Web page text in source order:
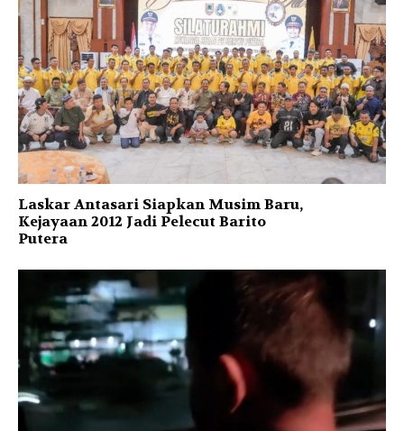
Laskar Antasari Siapkan Musim Baru,
Kejayaan 2012 Jadi Pelecut Barito
Putera